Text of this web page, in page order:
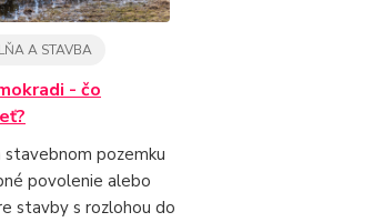
A STAVBA
- čo
pozemku
povolenie alebo
stavby s rozlohou do